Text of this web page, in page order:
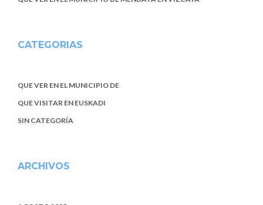
CATEGORIAS
QUE VER EN EL MUNICIPIO DE
QUE VISITAR EN EUSKADI
SIN CATEGORÍA
ARCHIVOS